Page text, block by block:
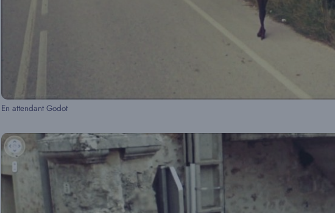
En attendant Godot